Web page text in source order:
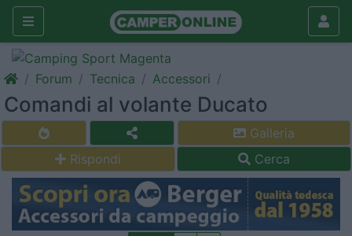
Forum Tecnica Accessori
Comandi al volante Ducato
Galleria
Rispondi
Cerca